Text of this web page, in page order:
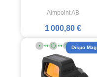
Aimpoint AB
1 000,80 €
Dispo Mag